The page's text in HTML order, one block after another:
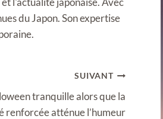
du Japon. Son expertise
SUIVANT
tranquille alors que la
renforcée atténue l’humeur